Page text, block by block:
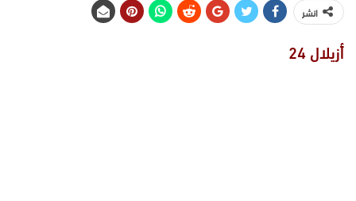
انشر
أزيلال 24